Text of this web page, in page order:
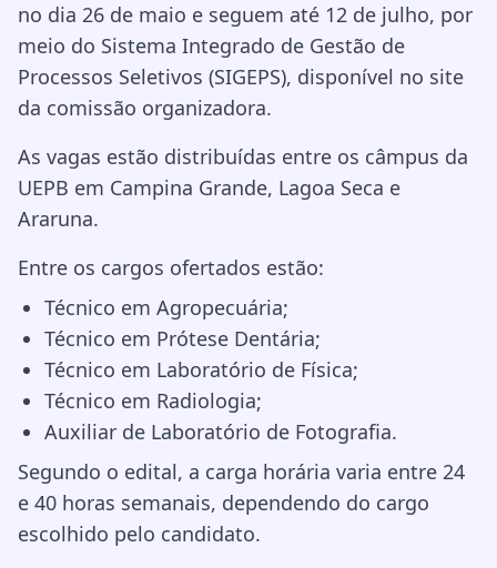
no dia 26 de maio e seguem até 12 de julho, por
meio do Sistema Integrado de Gestão de
Processos Seletivos (SIGEPS), disponível no site
da comissão organizadora.
As vagas estão distribuídas entre os câmpus da
UEPB em Campina Grande, Lagoa Seca e
Araruna.
Entre os cargos ofertados estão:
Técnico em Agropecuária;
Técnico em Prótese Dentária;
Técnico em Laboratório de Física;
Técnico em Radiologia;
Auxiliar de Laboratório de Fotografia.
Segundo o edital, a carga horária varia entre 24
e 40 horas semanais, dependendo do cargo
escolhido pelo candidato.